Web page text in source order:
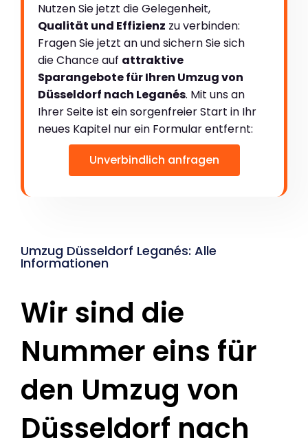
Nutzen Sie jetzt die Gelegenheit,
Qualität und Effizienz zu verbinden:
Fragen Sie jetzt an und sichern Sie sich
die Chance auf attraktive
Sparangebote für Ihren Umzug von
Düsseldorf nach Leganés. Mit uns an
Ihrer Seite ist ein sorgenfreier Start in Ihr
neues Kapitel nur ein Formular entfernt:
Unverbindlich anfragen
Umzug Düsseldorf Leganés: Alle
Informationen
Wir sind die
Nummer eins für
den Umzug von
Düsseldorf nach